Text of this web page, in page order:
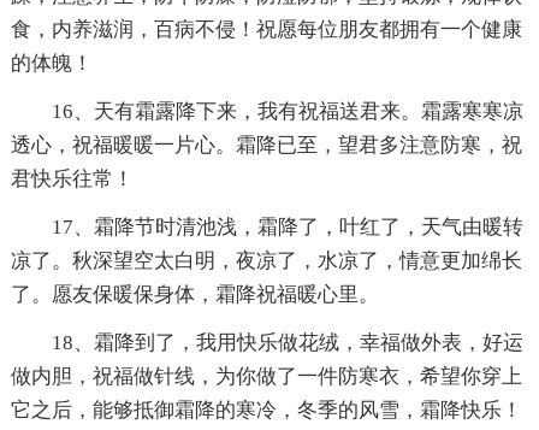
食，内养滋润，百病不侵！祝愿每位朋友都拥有一个健康
的体魄！
16、天有霜露降下来，我有祝福送君来。霜露寒寒凉
透心，祝福暖暖一片心。霜降已至，望君多注意防寒，祝
君快乐往常！
17、霜降节时清池浅，霜降了，叶红了，天气由暖转
凉了。秋深望空太白明，夜凉了，水凉了，情意更加绵长
了。愿友保暖保身体，霜降祝福暖心里。
18、霜降到了，我用快乐做花绒，幸福做外表，好运
做内胆，祝福做针线，为你做了一件防寒衣，希望你穿上
它之后，能够抵御霜降的寒冷，冬季的风雪，霜降快乐！